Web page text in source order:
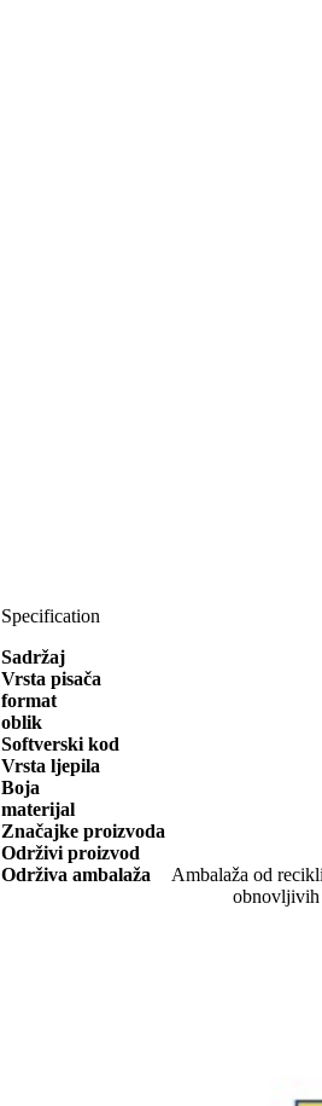
Specification
Sadržaj
Vrsta pisača
format
oblik
Softverski kod
Vrsta ljepila
Boja
materijal
Značajke proizvoda
Održivi proizvod
Održiva ambalaža
Ambalaža od
obnovljivih